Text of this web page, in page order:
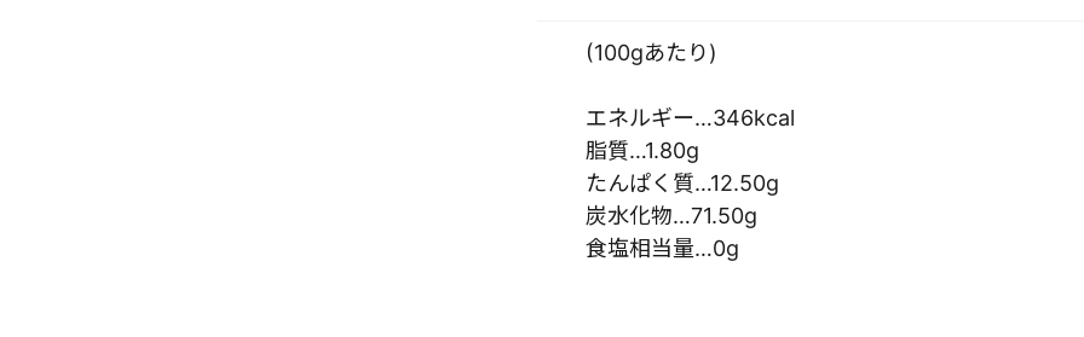
(100gあたり)
エネルギー…346kcal
脂質…1.80g
たんぱく質…12.50g
炭水化物…71.50g
食塩相当量…0g